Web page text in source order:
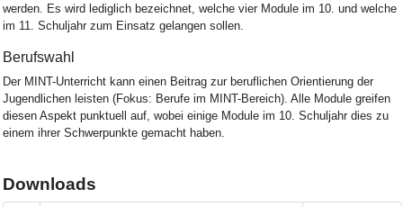
werden. Es wird lediglich bezeichnet, welche vier Module im 10. und welche
im 11. Schuljahr zum Einsatz gelangen sollen.
Berufswahl
Der MINT-Unterricht kann einen Beitrag zur beruflichen Orientierung der
Jugendlichen leisten (Fokus: Berufe im MINT-Bereich). Alle Module greifen
diesen Aspekt punktuell auf, wobei einige Module im 10. Schuljahr dies zu
einem ihrer Schwerpunkte gemacht haben.
Downloads